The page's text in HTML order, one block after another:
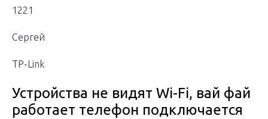
1221
Сергей
TP-Link
Устройства не видят Wi-Fi, вай фай
работает телефон подключается